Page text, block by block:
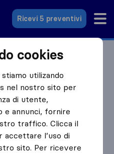
Ricevi 5 preventivi
traslochi in Italia
Capacci
28
Google
i
Capacci con altre
cookies
utilizando
nel nostro sito per
di utente,
e annunci, fornire
traffico. Clicca il
l’uso di
sito. Per ricevere